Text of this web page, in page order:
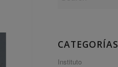
CATEGORÍAS
Instituto